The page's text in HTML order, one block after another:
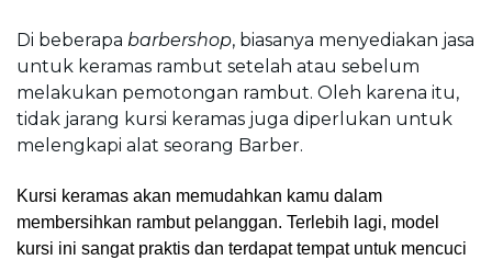
Di beberapa barbershop, biasanya menyediakan jasa
untuk keramas rambut setelah atau sebelum
melakukan pemotongan rambut. Oleh karena itu,
tidak jarang kursi keramas juga diperlukan untuk
melengkapi alat seorang Barber.
Kursi keramas akan memudahkan kamu dalam
membersihkan rambut pelanggan. Terlebih lagi, model
kursi ini sangat praktis dan terdapat tempat untuk mencuci